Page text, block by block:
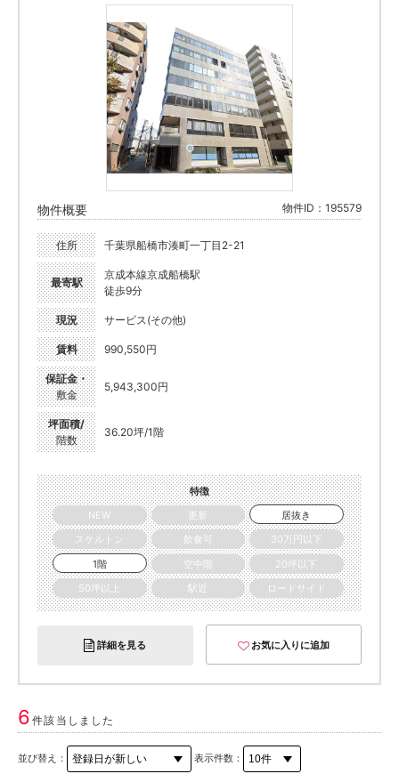
物件概要 物件ID：195579
住所 千葉県船橋市湊町一丁目2-21
最寄駅
京成本線京成船橋駅
徒歩9分
現況 サービス(その他)
賃料 990,550円
保証金・
敷金
5,943,300円
坪面積/
階数
36.20坪/1階
特徴
NEW
更新
居抜き
スケルトン
飲食可
30万円以下
1階
空中階
20坪以下
50坪以上
駅近 ロードサイド
詳細を見る お気に入りに追加
6件該当しました
並び替え： 表示件数：